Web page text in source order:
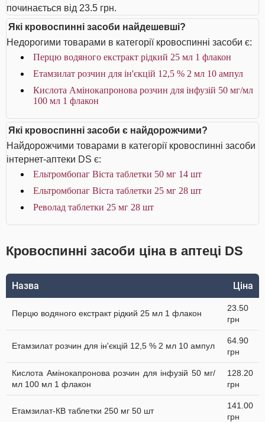
починається від 23.5 грн.
Які кровоспинні засоби найдешевші?
Недорогими товарами в категорії кровоспинні засоби є:
Перцю водяного екстракт рідкий 25 мл 1 флакон
Етамзилат розчин для ін'єкцій 12,5 % 2 мл 10 ампул
Кислота Амінокапронова розчин для інфузій 50 мг/мл
100 мл 1 флакон
Які кровоспинні засоби є найдорожчими?
Найдорожчими товарами в категорії кровоспинні засоби
інтернет-аптеки DS є:
Ельтромбопаг Віста таблетки 50 мг 14 шт
Ельтромбопаг Віста таблетки 25 мг 28 шт
Револад таблетки 25 мг 28 шт
Кровоспинні засоби ціна в аптеці DS
Назва Ціна
Перцю водяного екстракт рідкий 25 мл 1 флакон
23.50
грн
Етамзилат розчин для ін'єкцій 12,5 % 2 мл 10 ампул
64.90
грн
Кислота Амінокапронова розчин для інфузій 50 мг/
мл 100 мл 1 флакон
128.20
грн
Етамзилат-КВ таблетки 250 мг 50 шт
141.00
грн